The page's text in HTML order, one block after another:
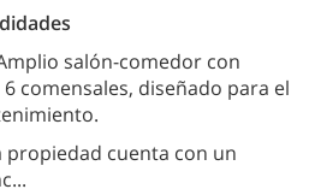
salón-comedor con
comensales, diseñado para el
propiedad cuenta con un
...